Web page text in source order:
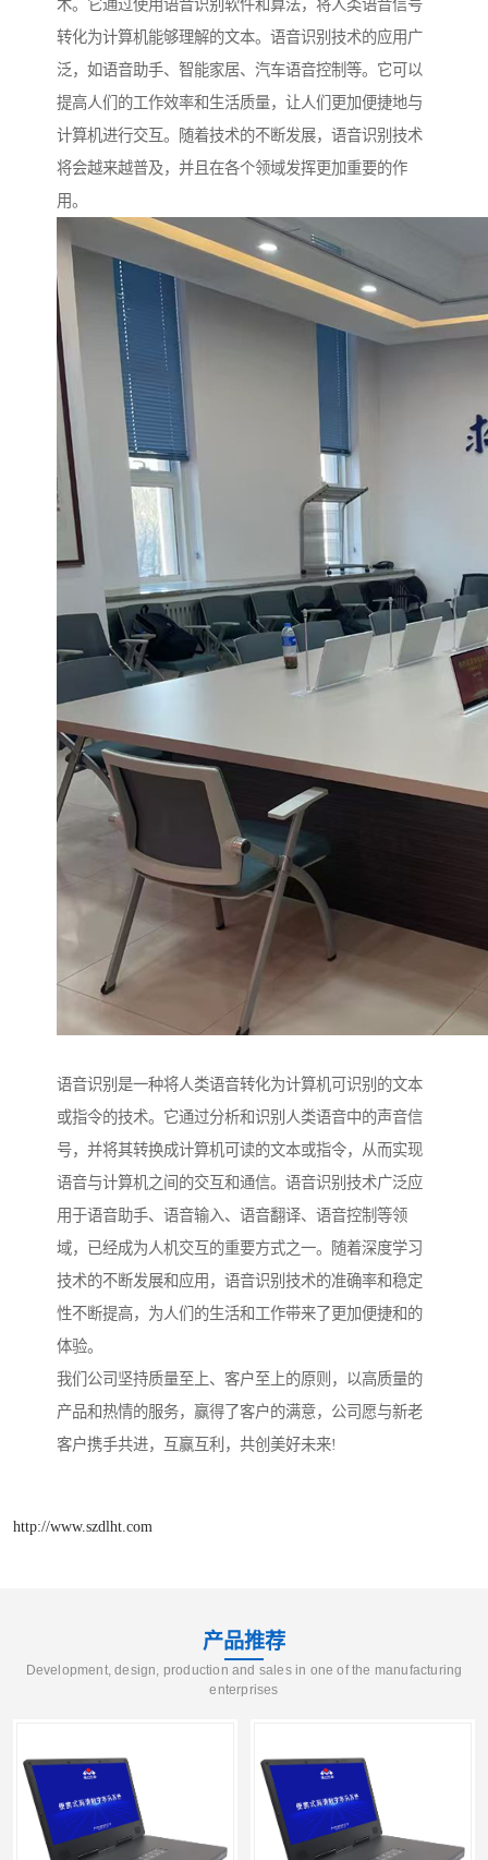
术。它通过使用语音识别软件和算法，将人类语音信号
转化为计算机能够理解的文本。语音识别技术的应用广
泛，如语音助手、智能家居、汽车语音控制等。它可以
提高人们的工作效率和生活质量，让人们更加便捷地与
计算机进行交互。随着技术的不断发展，语音识别技术
将会越来越普及，并且在各个领域发挥更加重要的作
用。
语音识别是一种将人类语音转化为计算机可识别的文本
或指令的技术。它通过分析和识别人类语音中的声音信
号，并将其转换成计算机可读的文本或指令，从而实现
语音与计算机之间的交互和通信。语音识别技术广泛应
用于语音助手、语音输入、语音翻译、语音控制等领
域，已经成为人机交互的重要方式之一。随着深度学习
技术的不断发展和应用，语音识别技术的准确率和稳定
性不断提高，为人们的生活和工作带来了更加便捷和的
体验。
我们公司坚持质量至上、客户至上的原则，以高质量的
产品和热情的服务，赢得了客户的满意，公司愿与新老
客户携手共进，互赢互利，共创美好未来!
http://www.szdlht.com
产品推荐
Development, design, production and sales in one of the manufacturing
enterprises